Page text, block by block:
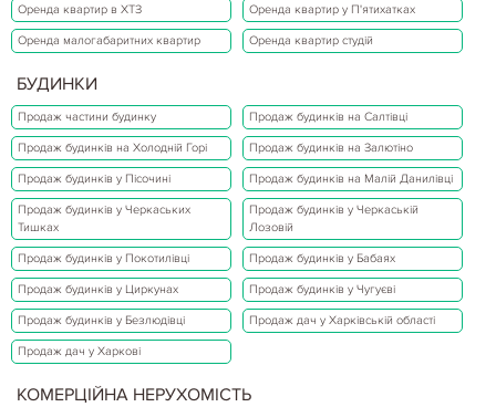
Оренда квартир в ХТЗ Оренда квартир у П'ятихатках
Оренда малогабаритних квартир Оренда квартир студій
БУДИНКИ
Продаж частини будинку Продаж будинків на Салтівці
Продаж будинків на Холодній Горі Продаж будинків на Залютіно
Продаж будинків у Пісочині Продаж будинків на Малій Данилівці
Продаж будинків у Черкаських
Тишках
Продаж будинків у Черкаській
Лозовій
Продаж будинків у Покотилівці Продаж будинків у Бабаях
Продаж будинків у Циркунах Продаж будинків у Чугуєві
Продаж будинків у Безлюдівці Продаж дач у Харківській області
Продаж дач у Харкові
КОМЕРЦІЙНА НЕРУХОМІСТЬ